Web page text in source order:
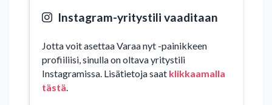
Instagram-yritystili vaaditaan
Jotta voit asettaa Varaa nyt -painikkeen
profiiliisi, sinulla on oltava yritystili
Instagramissa. Lisätietoja saat klikkaamalla
tästä